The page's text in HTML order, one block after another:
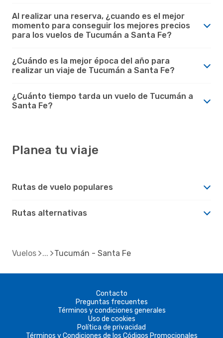
Al realizar una reserva, ¿cuando es el mejor
momento para conseguir los mejores precios
para los vuelos de Tucumán a Santa Fe?
¿Cuándo es la mejor época del año para
realizar un viaje de Tucumán a Santa Fe?
¿Cuánto tiempo tarda un vuelo de Tucumán a
Santa Fe?
Planea tu viaje
Rutas de vuelo populares
Rutas alternativas
Vuelos Tucumán - Santa Fe
Contacto
Preguntas frecuentes
Términos y condiciones generales
Uso de cookies
Política de privacidad
Términos y Condiciones de los Códigos Promocionales